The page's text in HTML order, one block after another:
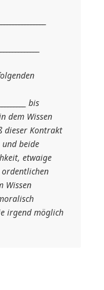
bis
in dem Wissen
dieser Kontrakt
beide
etwaige
ordentlichen
Wissen
irgend möglich